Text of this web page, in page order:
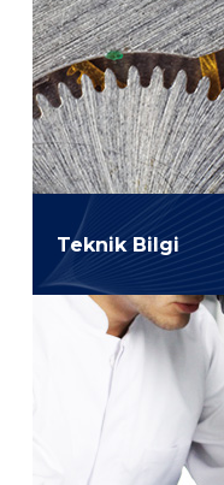
Teknik Bilgi